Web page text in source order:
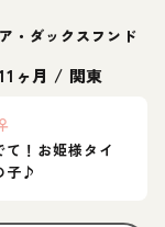
・ダックスフンド
ヶ月 / 関東
て！お姫様タイ
子♪